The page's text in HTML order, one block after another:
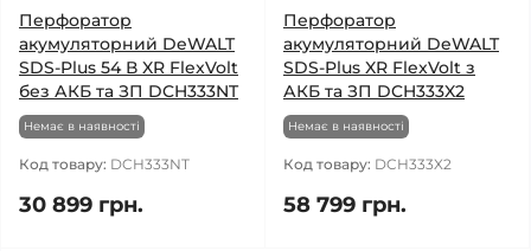
Перфоратор
акумуляторний DeWALT
SDS-Plus 54 В XR FlexVolt
без АКБ та ЗП DCH333NT
Немає в наявності
Код товару: DCH333NT
30 899 грн.
Перфоратор
акумуляторний DeWALT
SDS-Plus XR FlexVolt з
АКБ та ЗП DCH333X2
Немає в наявності
Код товару: DCH333X2
58 799 грн.